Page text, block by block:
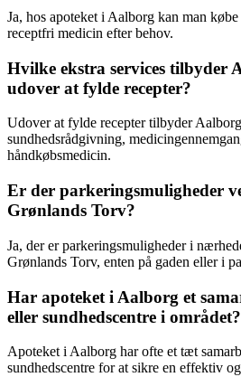
Ja, hos apoteket i Aalborg kan man
receptfri medicin efter behov.
Hvilke ekstra services tilbyder
udover at fylde recepter?
Udover at fylde recepter tilbyder
sundhedsrådgivning,
håndkøbsmedicin.
Er der parkeringsmuligheder
Grønlands Torv?
Ja, der er parkeringsmuligheder i
Grønlands Torv, enten på gaden eller i
Har apoteket i Aalborg et
eller sundhedscentre i området?
Apoteket i Aalborg har ofte et tæt
sundhedscentre for at sikre en effektiv